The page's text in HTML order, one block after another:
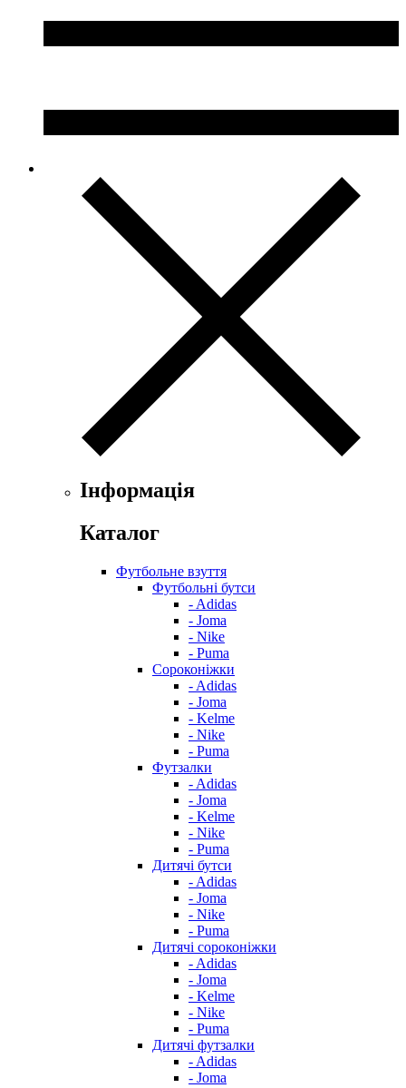
Інформація
Каталог
Футбольне взуття
Футбольні бутси
- Adidas
- Joma
- Nike
- Puma
Сороконіжки
- Adidas
- Joma
- Kelme
- Nike
- Puma
Футзалки
- Adidas
- Joma
- Kelme
- Nike
- Puma
Дитячі бутси
- Adidas
- Joma
- Nike
- Puma
Дитячі сороконіжки
- Adidas
- Joma
- Kelme
- Nike
- Puma
Дитячі футзалки
- Adidas
- Joma